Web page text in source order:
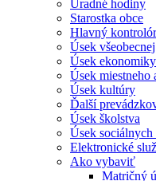
Úradné hodiny
Starostka obce
Hlavný
Úsek
Úsek
Úsek miestneho
Úsek kultúry
Ďalší
Úsek školstva
Úsek sociálnych
Elektronické
Ako vybaviť
Matričný